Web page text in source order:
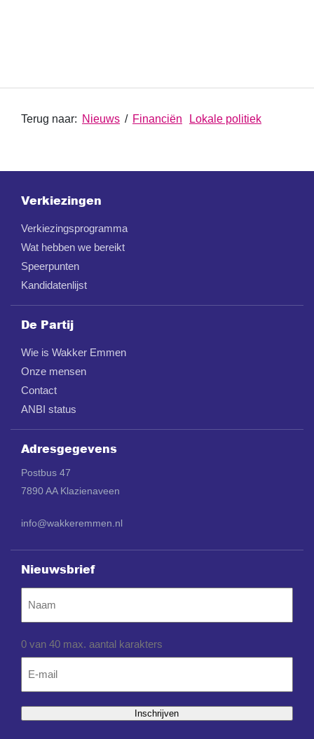
Terug naar: Nieuws / Financiën Lokale politiek
Verkiezingen
Verkiezingsprogramma
Wat hebben we bereikt
Speerpunten
Kandidatenlijst
De Partij
Wie is Wakker Emmen
Onze mensen
Contact
ANBI status
Adresgegevens
Postbus 47
7890 AA Klazienaveen
info@wakkeremmen.nl
Nieuwsbrief
0 van 40 max. aantal karakters
Inschrijven